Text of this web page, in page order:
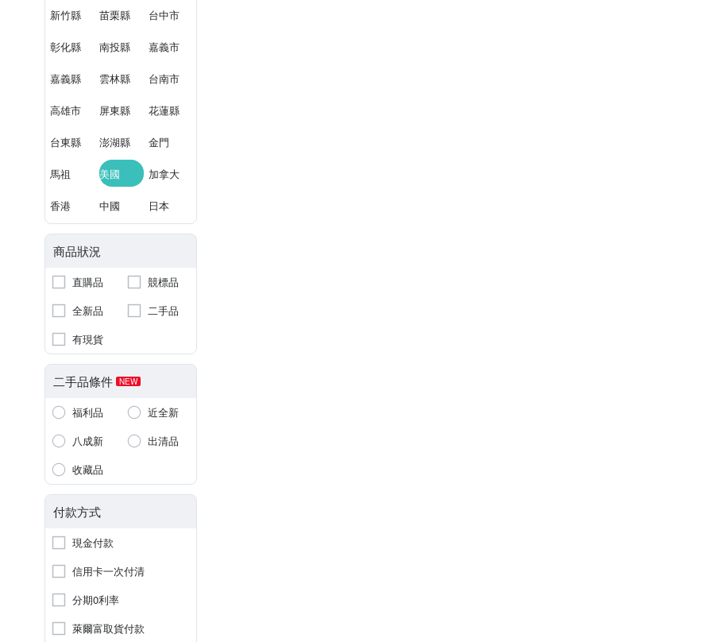
新竹縣 苗栗縣 台中市
彰化縣 南投縣 嘉義市
嘉義縣 雲林縣 台南市
高雄市 屏東縣 花蓮縣
台東縣 澎湖縣 金門
馬祖 美國 加拿大
香港 中國 日本
商品狀況
直購品
競標品
全新品
二手品
有現貨
二手品條件 NEW
福利品
近全新
八成新
出清品
收藏品
付款方式
現金付款
信用卡一次付清
分期0利率
萊爾富取貨付款